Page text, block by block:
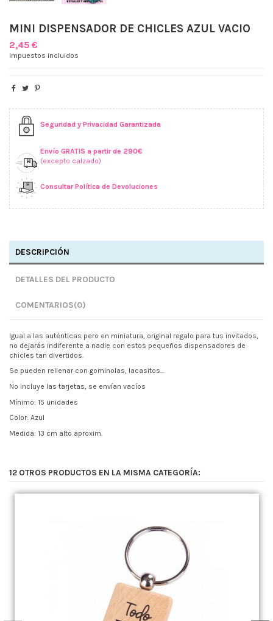
MINI DISPENSADOR DE CHICLES AZUL VACIO
2,45 €
Impuestos incluidos
Seguridad y Privacidad Garantizada
Envío GRATIS a partir de 290€
(excepto calzado)
Consultar Política de Devoluciones
DESCRIPCIÓN
DETALLES DEL PRODUCTO
COMENTARIOS(0)
Igual a las auténticas pero en miniatura, original regalo para tus invitados,
no dejarás indiferente a nadie con estos pequeños dispensadores de
chicles tan divertidos.
Se pueden rellenar con gominolas, lacasitos...
No incluye las tarjetas, se envían vacíos
Mínimo: 15 unidades
Color: Azul
Medida: 13 cm alto aproxim.
12 OTROS PRODUCTOS EN LA MISMA CATEGORÍA: